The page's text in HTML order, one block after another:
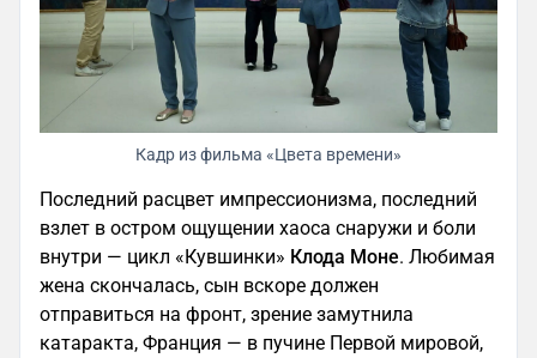
Кадр из фильма «Цвета времени»
Последний расцвет импрессионизма, последний
взлет в остром ощущении хаоса снаружи и боли
внутри — цикл «Кувшинки» Клода Моне. Любимая
жена скончалась, сын вскоре должен
отправиться на фронт, зрение замутнила
катаракта, Франция — в пучине Первой мировой,